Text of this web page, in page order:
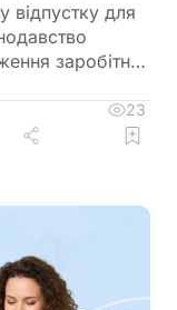
відпустку для
заробітної
та назад
23